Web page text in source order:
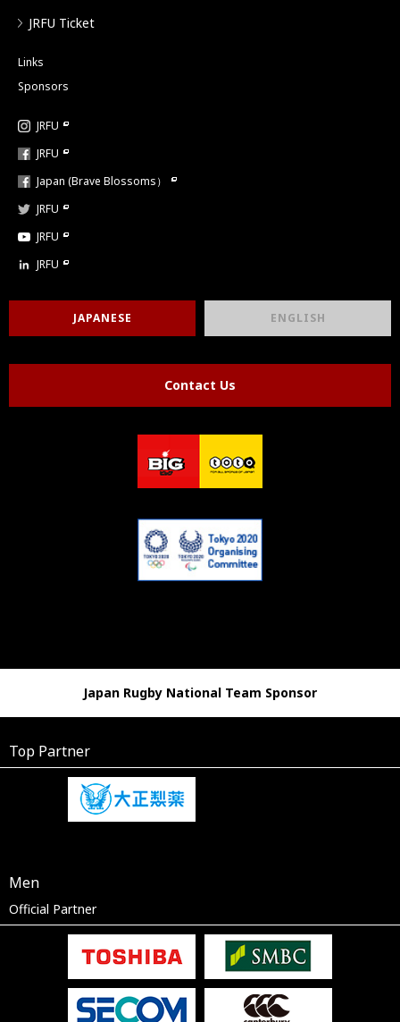
JRFU Ticket
Links
Sponsors
JRFU
JRFU
Japan (Brave Blossoms）
JRFU
JRFU
JRFU
JAPANESE ENGLISH
Contact Us
Japan Rugby National Team Sponsor
Top Partner
Men
Official Partner